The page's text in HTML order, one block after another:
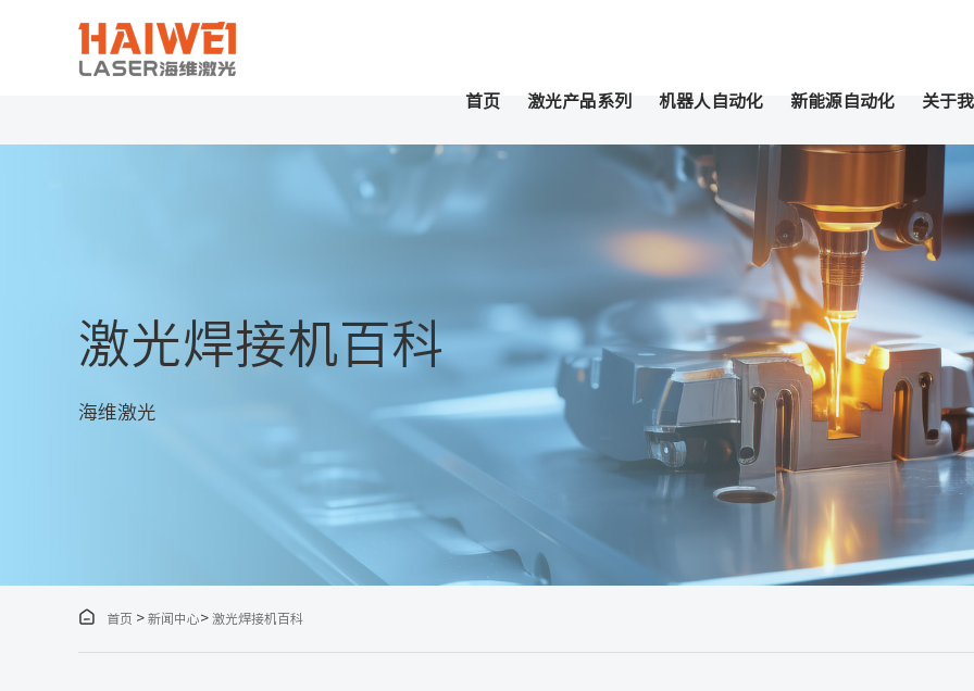
首页 激光产品系列 机器人自动化 新能源自动化 关于我
激光焊接机百科
海维激光
 首页 > 新闻中心> 激光焊接机百科